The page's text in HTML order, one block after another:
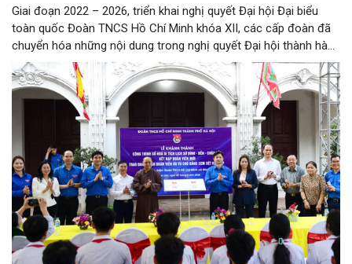
Giai đoạn 2022 – 2026, triển khai nghị quyết Đại hội Đại biểu
toàn quốc Đoàn TNCS Hồ Chí Minh khóa XII, các cấp đoàn đã
chuyển hóa những nội dung trong nghị quyết Đại hội thành hành
động cụ thể và đạt được nhiều kết quả nổi bật.